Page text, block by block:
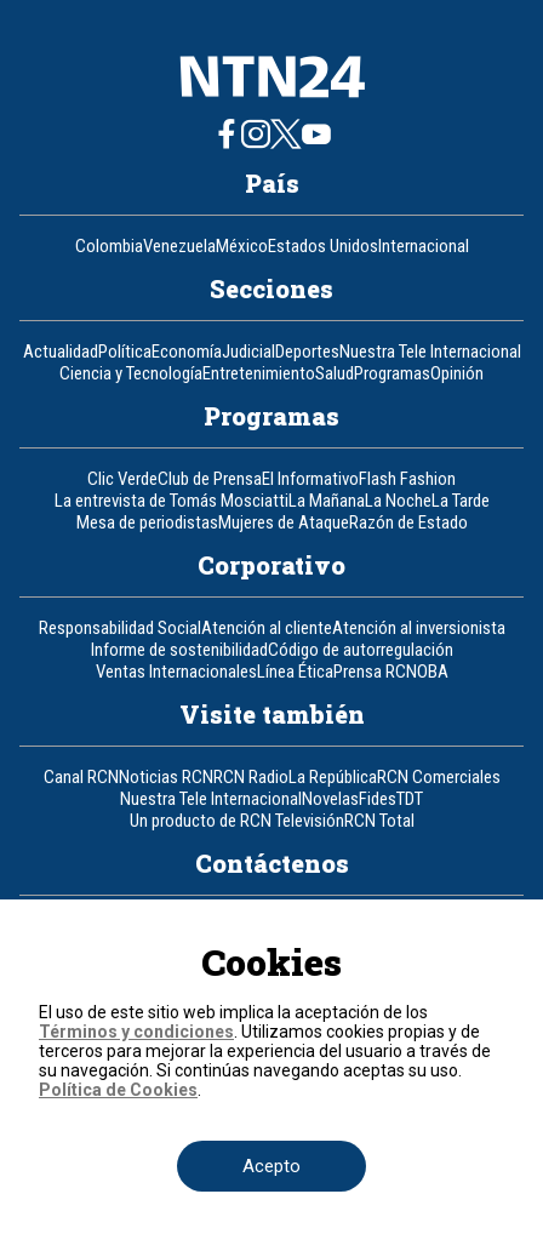
País
ColombiaVenezuelaMéxicoEstados UnidosInternacional
Secciones
ActualidadPolíticaEconomíaJudicialDeportesNuestra Tele Internacional
Ciencia y TecnologíaEntretenimientoSaludProgramasOpinión
Programas
Clic VerdeClub de PrensaEl InformativoFlash Fashion
La entrevista de Tomás MosciattiLa MañanaLa NocheLa Tarde
Mesa de periodistasMujeres de AtaqueRazón de Estado
Corporativo
Responsabilidad SocialAtención al clienteAtención al inversionista
Informe de sostenibilidadCódigo de autorregulación
Ventas InternacionalesLínea ÉticaPrensa RCNOBA
Visite también
Canal RCNNoticias RCNRCN RadioLa RepúblicaRCN Comerciales
Nuestra Tele InternacionalNovelasFidesTDT
Un producto de RCN TelevisiónRCN Total
Contáctenos
Política de cookies
Términos y condiciones
© 2026, RCN Medios.
Todos los derechos reservados.
Cookies
El uso de este sitio web implica la aceptación de los
Términos y condiciones . Utilizamos cookies propias y de
terceros para mejorar la experiencia del usuario a través de
su navegación. Si continúas navegando aceptas su uso.
Política de Cookies
Acepto